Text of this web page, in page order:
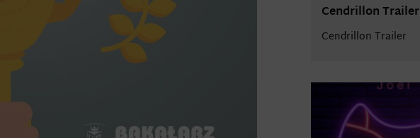
Cendrillon Trailer
Cendrillon Trailer